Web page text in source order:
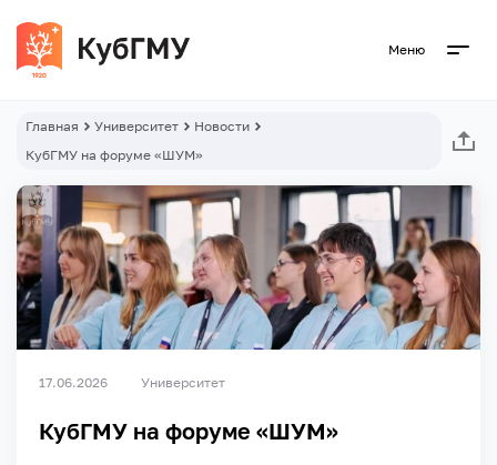
Меню
Главная Университет
Новости
КубГМУ на форуме «ШУМ»
17.06.2026 Университет
КубГМУ на форуме «ШУМ»